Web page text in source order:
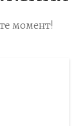
момент!